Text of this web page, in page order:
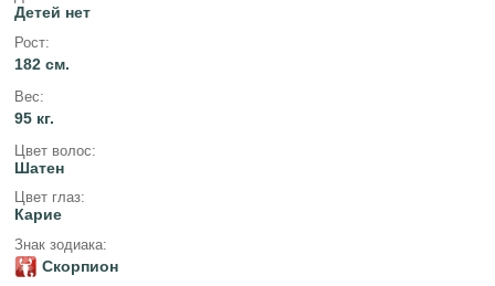
Детей нет
Рост:
182 см.
Вес:
95 кг.
Цвет волос:
Шатен
Цвет глаз:
Карие
Знак зодиака:
Скорпион